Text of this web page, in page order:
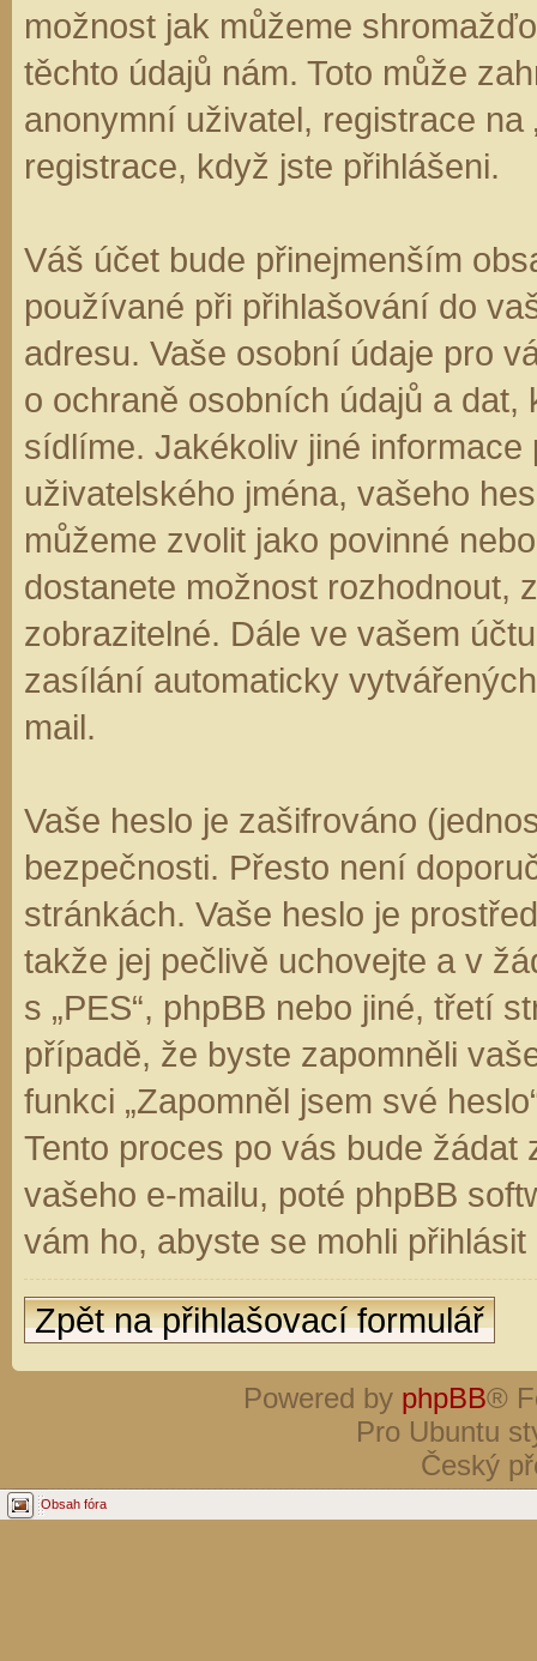
možnost jak můžeme
těchto údajů nám. Toto může
anonymní uživatel, registrace
registrace, když jste přihlášeni.
Váš účet bude přinejmenším
používané při přihlašování do
adresu. Vaše osobní údaje pro
o ochraně osobních údajů a
sídlíme. Jakékoliv jiné informace
uživatelského jména, vašeho
můžeme zvolit jako povinné
dostanete možnost rozhodnout,
zobrazitelné. Dále ve vašem
zasílání automaticky
mail.
Vaše heslo je zašifrováno
bezpečnosti. Přesto není
stránkách. Vaše heslo je
takže jej pečlivě uchovejte a v
s „PES“, phpBB nebo jiné, třetí
případě, že byste zapomněli
funkci „Zapomněl jsem své
Tento proces po vás bude
vašeho e-mailu, poté phpBB
vám ho, abyste se mohli
Zpět na přihlašovací formulář
Powered by phpBB®
Pro Ubuntu
Český
Obsah fóra